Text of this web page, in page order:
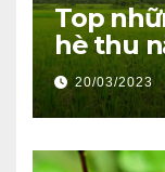
Top
hè thu
nay
20/03/2023